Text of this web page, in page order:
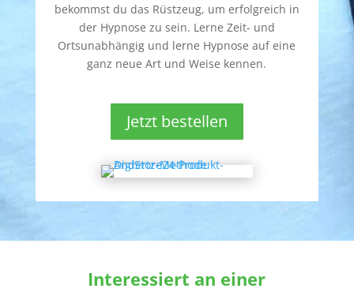
bekommst du das Rüstzeug, um erfolgreich in
der Hypnose zu sein. Lerne Zeit- und
Ortsunabhängig und lerne Hypnose auf eine
ganz neue Art und Weise kennen.
Jetzt bestellen
Interessiert an einer